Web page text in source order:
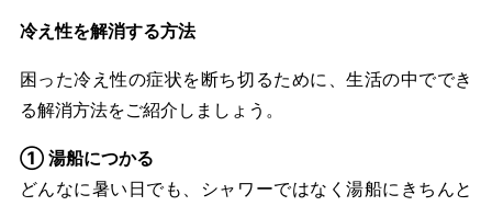
冷え性を解消する方法
困った冷え性の症状を断ち切るために、生活の中ででき
る解消方法をご紹介しましょう。
① 湯船につかる
どんなに暑い日でも、シャワーではなく湯船にきちんと